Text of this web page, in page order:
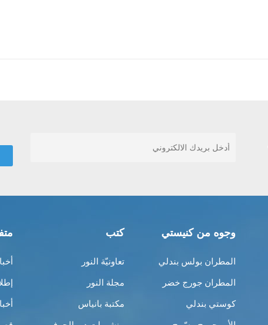
وجوه من كنيستي
المطران بولس بندلي
المطران جورج خضر
كوستي بندلي
كتب
تعاونيّة النور
مجلة النور
مكتبة بانياس